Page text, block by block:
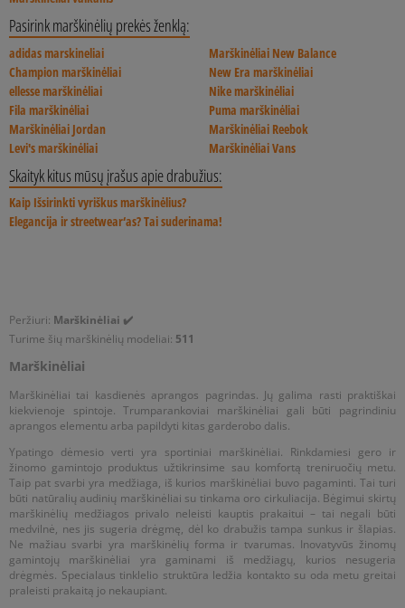
Peržiuri: Marškinėliai ✔️
Turime šių marškinėlių modeliai: 511
Marškinėliai
Marškinėliai tai kasdienės aprangos pagrindas. Jų galima rasti praktiškai
kiekvienoje spintoje. Trumparankoviai marškinėliai gali būti pagrindiniu
aprangos elementu arba papildyti kitas garderobo dalis.
Ypatingo dėmesio verti yra sportiniai marškinėliai. Rinkdamiesi gero ir
žinomo gamintojo produktus užtikrinsime sau komfortą treniruočių metu.
Taip pat svarbi yra medžiaga, iš kurios marškinėliai buvo pagaminti. Tai turi
būti natūralių audinių marškinėliai su tinkama oro cirkuliacija. Bėgimui skirtų
marškinėlių medžiagos privalo neleisti kauptis prakaitui – tai negali būti
medvilnė, nes jis sugeria drėgmę, dėl ko drabužis tampa sunkus ir šlapias.
Ne mažiau svarbi yra marškinėlių forma ir tvarumas. Inovatyvūs žinomų
gamintojų marškinėliai yra gaminami iš medžiagų, kurios nesugeria
drėgmės. Specialaus tinklelio struktūra ledžia kontakto su oda metu greitai
praleisti prakaitą jo nekaupiant.
crop top. Trumpesnis fasonas pabrėžia silueto privalumus,
suteikiant tuo pačiu stilizacijas miesto charakterio. Ieškai
projektų šaltesnėms dienoms? Rinkis praktiškus marškinėlius
su ilgomis rankovėmis. Palaidinės su ilgomis rankovėmis puikiai
pasiteisins kasdieniuose stilizacijose ir ilgiau leidžiant laiką ant
dviračio ar riedlenčių parke. Šiuo metu madingiausi yra šie
modeliai su juostelėmis arba spalvotomis rankovėmis. Savo
ruožtu jokių suvaržytų nemėgstantiems, rekomenduojame
sportinius tank top. Modeliai primena kultinius krepšinio
marškinėlius, kurie puikiai atras save aktyvaus laisvalaikio
metu.
projektai su dideliu, dėmesį traukiančiu logotipu, įdomiu
užrašu arba pasaulėžiūra išreiškiančiu užrašu. Išsirink spalvą ir
raštą, su kuriais jausiesi geriausiai!
Nebijok derinti įvairias spalvas. Raudoni marškinėliai su
rožinėmis kelnėmis? Taip! Visiškai neoninis įvaizdis? Tai šūvis į
dešimtuką! Šalia to mėgstami kedai ir stilingi priedai, kuriuos
taip pat rasi Sizeer parduotuvėse. Dabar gali judėti užkariauti
miesto džiunglių!
Pasirink marškinėlių prekės ženklą:
adidas marskineliai
Champion marškinėliai
ellesse marškinėliai
Fila marškinėliai
Marškinėliai Jordan
Levi's marškinėliai
Marškinėliai New Balance
New Era marškinėliai
Nike marškinėliai
Puma marškinėliai
Marškinėliai Reebok
Marškinėliai Vans
Skaityk kitus mūsų įrašus apie drabužius:
Kaip Išsirinkti vyriškus marškinėlius?
Elegancija ir streetwear‘as? Tai suderinama!